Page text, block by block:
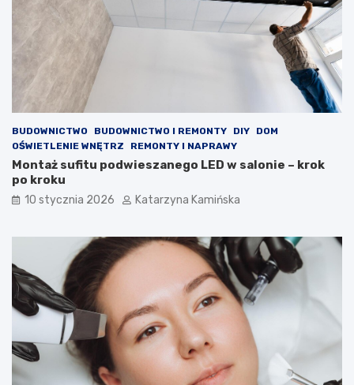
ś
i
e
t
r
z
m
e
s
c
z
e
t
e
m
?
P
r
t
y
,
k
ó
e
BUDOWNICTWO BUDOWNICTWO I REMONTY DIY
DOM
OŚWIETLENIE WNĘTRZ
REMONTY I NAPRAWY
Montaż sufitu podwieszanego LED w salonie – krok
po kroku
10 stycznia 2026 Katarzyna Kamińska